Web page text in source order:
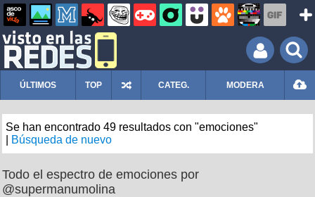
ÚLTIMOS TOP CATEG. MODERA
Se han encontrado 49 resultados con "emociones"
Búsqueda de nuevo
Todo el espectro de emociones por
@supermanumolina